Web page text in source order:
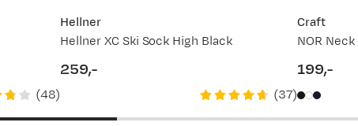
(48)
Hellner
Hellner XC Ski Sock High Black
259,-
(37)
Craft
NOR
199,-